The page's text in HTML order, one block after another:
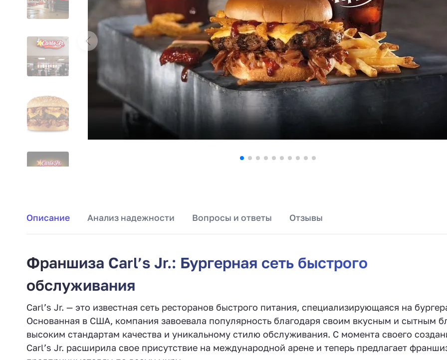
Описание Анализ надежности Вопросы и ответы Отзывы
Франшиза Carl’s Jr.: Бургерная сеть быстрого
обслуживания
Carl’s Jr. — это известная сеть ресторанов быстрого питания, специализирующаяся на
Основанная в США, компания завоевала популярность благодаря своим вкусным и сытным
высоким стандартам качества и уникальному стилю обслуживания. С момента своего
Carl’s Jr. расширила свое присутствие на международной арене и теперь предлагает